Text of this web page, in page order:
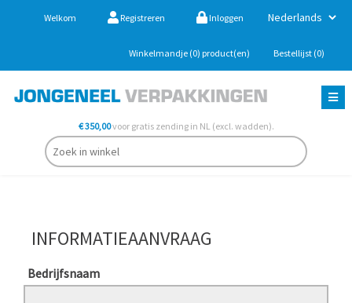
Welkom Registreren Inloggen
Winkelmandje (0) product(en) Bestellijst (0)
€ 350,00voor gratis zending in NL (excl. wadden).
INFORMATIEAANVRAAG
Bedrijfsnaam